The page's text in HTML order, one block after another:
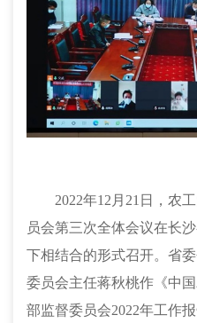
2022年12月21日，农
员会第三次全体会议在长
下相结合的形式召开。省
委员会主任蒋秋桃作《中
部监督委员会2022年工作